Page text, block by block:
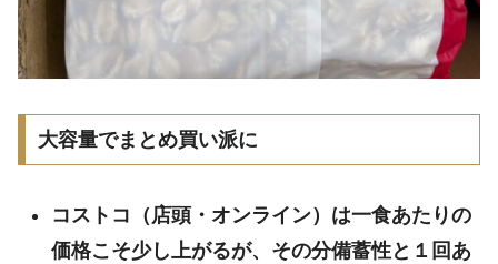
大容量でまとめ買い派に
コストコ（店頭・オンライン）は一食あたりの
価格こそ少し上がるが、その分備蓄性と１回あ